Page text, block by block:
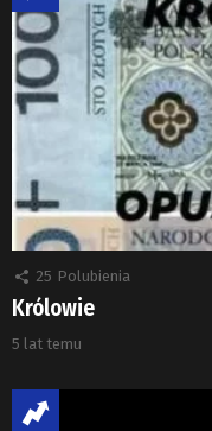
25 Polubienia
Królowie
5 lat temu